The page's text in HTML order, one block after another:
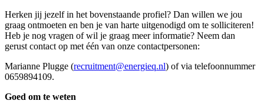
Herken jij jezelf in het bovenstaande profiel? Dan willen we jou
graag ontmoeten en ben je van harte uitgenodigd om te solliciteren!
Heb je nog vragen of wil je graag meer informatie? Neem dan
gerust contact op met één van onze contactpersonen:
Marianne Plugge (recruitment@energieq.nl) of via telefoonnummer
0659894109.
Goed om te weten